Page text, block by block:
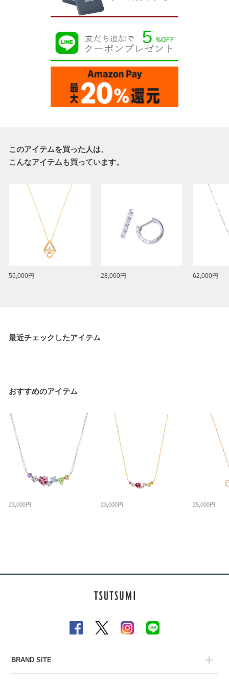
このアイテムを買った人は、
こんなアイテムも買っています。
55,000円 28,000円 62,000円
最近チェックしたアイテム
おすすめのアイテム
23,000円 23,000円 25,000円
BRAND SITE